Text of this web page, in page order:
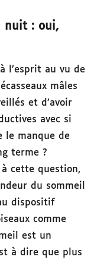
nuit : oui,
l’esprit au vu de
mâles
et d’avoir
avec si
le manque de
terme ?
à cette question,
du sommeil
dispositif
comme
est un
à dire que plus